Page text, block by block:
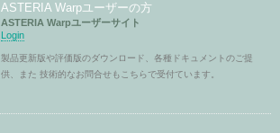
ASTERIA Warpユーザーの方
ASTERIA Warpユーザーサイト
Login
製品更新版や評価版のダウンロード、各種ドキュメントのご提
供、また 技術的なお問合せもこちらで受付ています。